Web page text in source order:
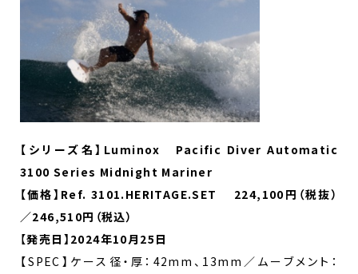
【シリーズ名】Luminox Pacific Diver Automatic
3100 Series Midnight Mariner
【価格】Ref. 3101.HERITAGE.SET 224,100円（税抜）
／246,510円（税込）
【発売日】2024年10月25日
【SPEC】ケース径・厚：42mm、13mm／ムーブメント：